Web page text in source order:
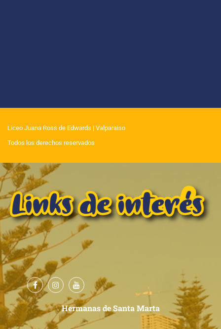
Liceo Juana Ross de Edwards | Valparaiso
Todos los derechos reservados
Hermanas de Santa Marta